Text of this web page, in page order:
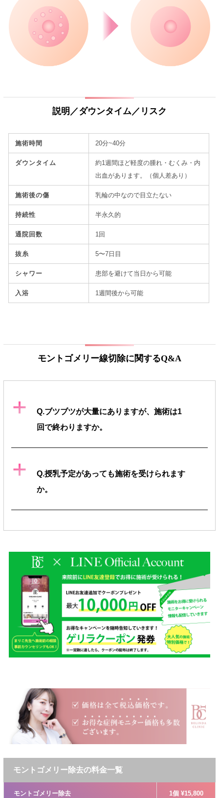
説明／ダウンタイム／リスク
施術時間 20分~40分
ダウンタイム
約1週間ほど軽度の腫れ・むくみ・内
出血があります。（個人差あり）
施術後の傷 乳輪の中なので目立たない
持続性 半永久的
通院回数 1回
抜糸 5〜7日目
シャワー 患部を避けて当日から可能
入浴 1週間後から可能
モントゴメリー線切除に関するQ&A
a
Q.ブツブツが大量にありますが、施術は1
回で終わりますか。
a
Q.授乳予定があっても施術を受けられます
か。
モントゴメリー除去の料金一覧
モントゴメリー除去 1個 ¥15,800